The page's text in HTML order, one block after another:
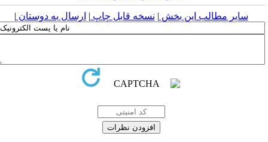
سایر مطالب این بخش | نسخه قابل چاپ| ارسال به دوستان|